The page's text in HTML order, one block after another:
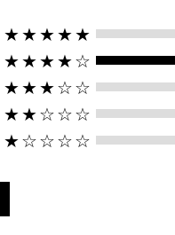
★★★★★
★★★★☆
★★★☆☆
★★☆☆☆
★☆☆☆☆